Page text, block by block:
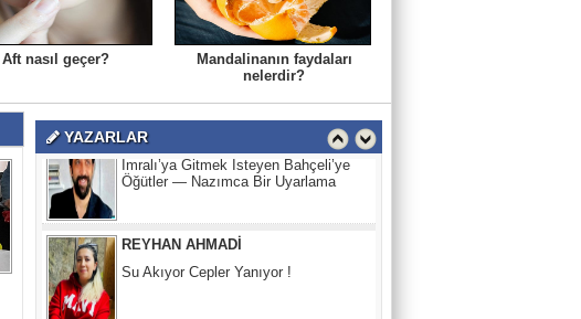
Aft nasıl geçer?
Mandalinanın faydaları
nelerdir?
YAZARLAR
OKTAY CANDEMİR
REYHAN AHMADİ
KADİR KILIÇ